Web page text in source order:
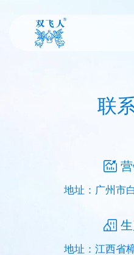
联
地址：广州市
地址：江西省